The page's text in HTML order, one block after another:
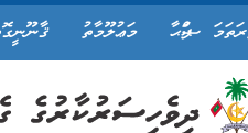
ފުރަތަމަ ޞަފްޙާ މަޢުލޫމާތު